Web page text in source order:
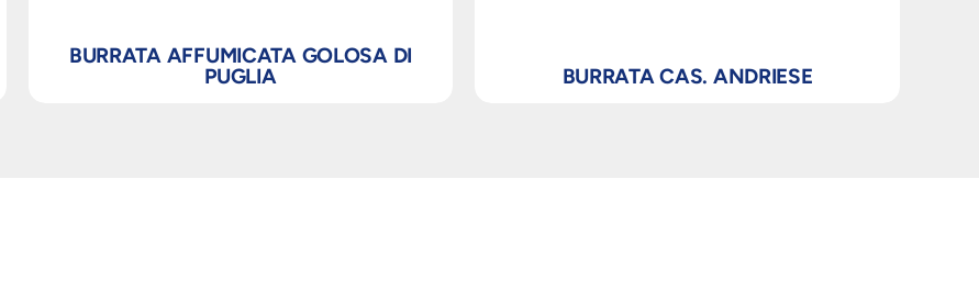
BURRATA AFFUMICATA GOLOSA DI
PUGLIA
BURRATA CAS. ANDRIESE